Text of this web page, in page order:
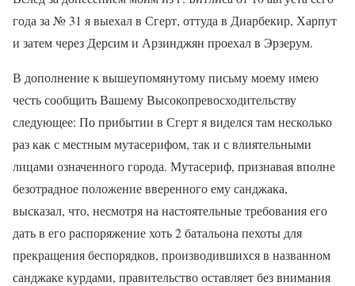
года за № 31 я выехал в Сгерт, оттуда в Диарбекир, Харпут
и затем через Дерсим и Арзинджян проехал в Эрзерум.
В дополнение к вышеупомянутому письму моему имею
честь сообщить Вашему Высокопревосходительству
следующее: По прибытии в Сгерт я виделся там несколько
раз как с местным мутасерифом, так и с влиятельными
лицами означенного города. Мутасериф, признавая вполне
безотрадное положение вверенного ему санджака,
высказал, что, несмотря на настоятельные требования его
дать в его распоряжение хоть 2 батальона пехоты для
прекращения беспорядков, производившихся в названном
санджаке курдами, правительство оставляет без внимания